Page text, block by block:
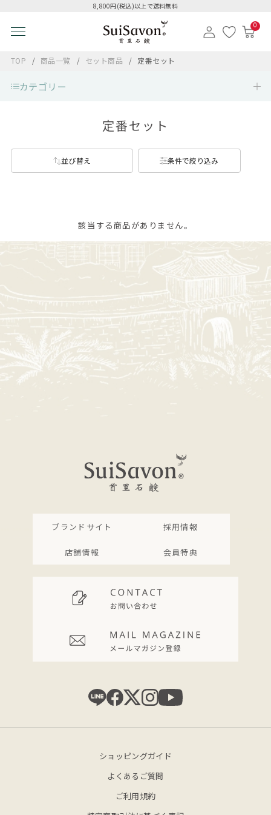
8,800円(税込)以上で送料無料
0
TOP 商品一覧 セット商品 定番セット
カテゴリー
定番セット
並び替え 条件で絞り込み
該当する商品がありません。
ブランドサイト 採用情報
店舗情報 会員特典
ショッピングガイド
よくあるご質問
ご利用規約